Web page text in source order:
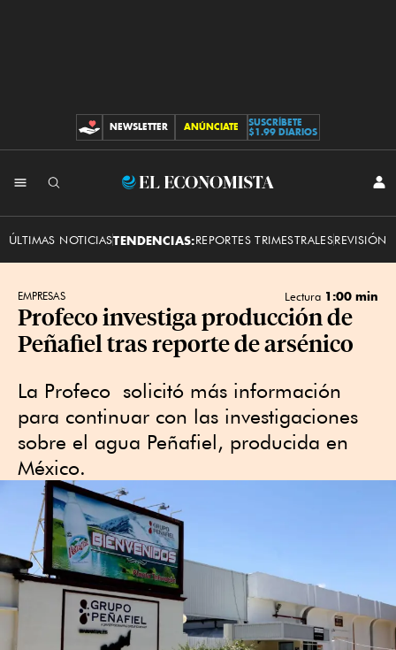
CONTRIBUCIONES
NEWSLETTER ANÚNCIATE
SUSCRÍBETE
$1.99 DIARIOS
El
ÚLTIMAS NOTICIASTENDENCIAS:REPORTES TRIMESTRALESREVISIÓN
EMPRESAS Lectura 1:00 min
Profeco investiga producción de
Peñafiel tras reporte de arsénico
La Profeco solicitó más información
para continuar con las investigaciones
sobre el agua Peñafiel, producida en
México.